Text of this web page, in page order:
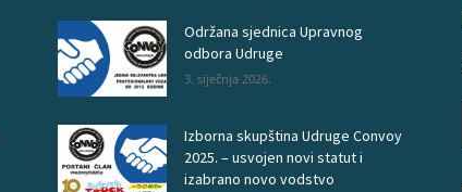
Održana sjednica Upravnog
odbora Udruge
3. siječnja 2026.
Izborna skupština Udruge Convoy
2025. – usvojen novi statut i
izabrano novo vodstvo